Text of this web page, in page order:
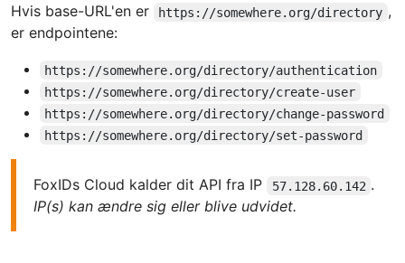
Hvis base-URL'en er
https://somewhere.org/directory ,
er endpointene:
https://somewhere.org/directory/authentication
https://somewhere.org/directory/create-user
https://somewhere.org/directory/change-password
https://somewhere.org/directory/set-password
FoxIDs Cloud kalder dit API fra IP 57.128.60.142 .
IP(s) kan ændre sig eller blive udvidet.